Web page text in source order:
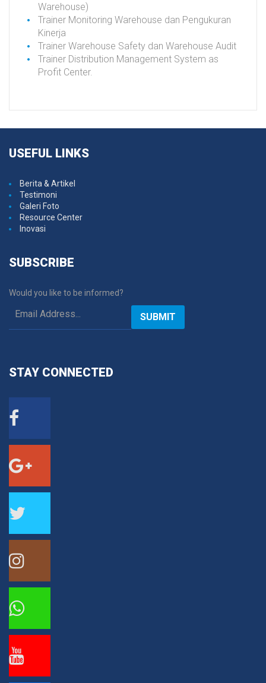
Warehouse)
Trainer Monitoring Warehouse dan Pengukuran
Kinerja
Trainer Warehouse Safety dan Warehouse Audit
Trainer Distribution Management System as
Profit Center.
USEFUL LINKS
Berita & Artikel
Testimoni
Galeri Foto
Resource Center
Inovasi
SUBSCRIBE
Would you like to be informed?
SUBMIT
STAY CONNECTED